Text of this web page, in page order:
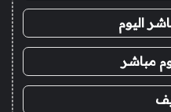
اليوم
مباشر